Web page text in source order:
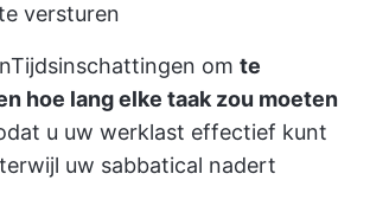
versturen
Tijdsinschattingen om te
hoe lang elke taak zou moeten
u uw werklast effectief kunt
uw sabbatical nadert